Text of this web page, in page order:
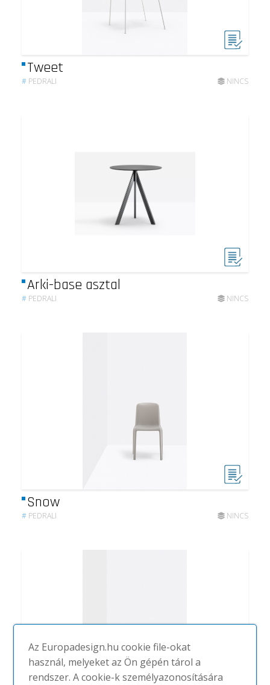
Tweet
# PEDRALI NINCS
Arki-base asztal
# PEDRALI NINCS
Snow
# PEDRALI NINCS
Az Europadesign.hu cookie file-okat
használ, melyeket az Ön gépén tárol a
rendszer. A cookie-k személyazonosítására